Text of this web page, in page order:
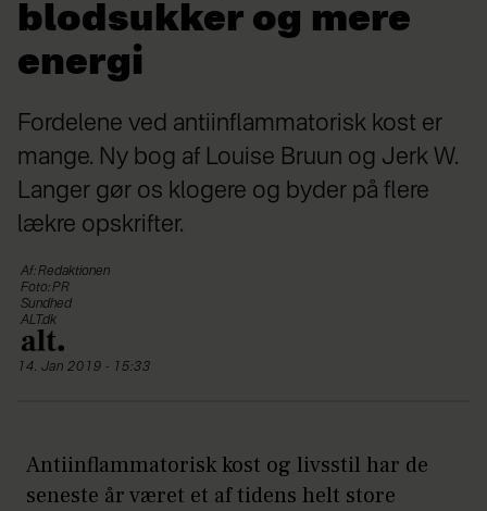
blodsukker og mere
energi
Fordelene ved antiinflammatorisk kost er
mange. Ny bog af Louise Bruun og Jerk W.
Langer gør os klogere og byder på flere
lækre opskrifter.
Af: Redaktionen
Foto: PR
Sundhed
ALT.dk
14. Jan 2019 - 15:33
Antiinflammatorisk kost og livsstil har de
seneste år været et af tidens helt store